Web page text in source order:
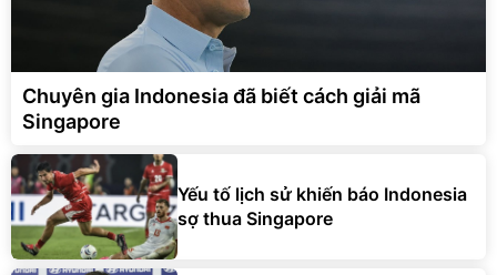
Chuyên gia Indonesia đã biết cách giải mã
Singapore
Yếu tố lịch sử khiến báo Indonesia
sợ thua Singapore